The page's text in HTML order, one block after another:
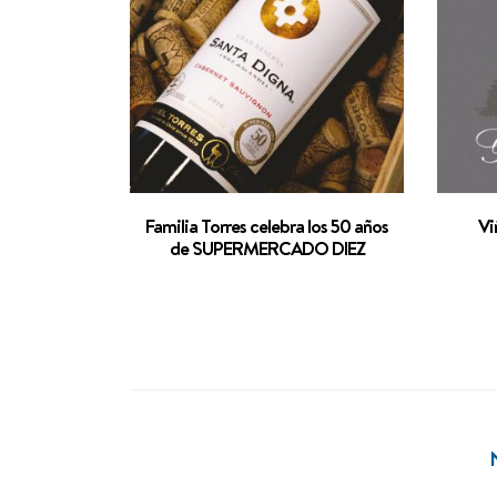
Familia Torres celebra los 50 años
de SUPERMERCADO DIEZ